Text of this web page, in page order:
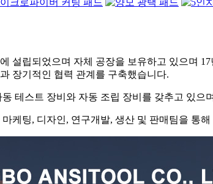
설립되었으며 자체 공장을 보유하고 있으며
장기적인 협력 관계를 구축했습니다.
테스트 장비와 자동 조립 장비를 갖추고 있
케팅, 디자인, 연구개발, 생산 및 판매팀을 통